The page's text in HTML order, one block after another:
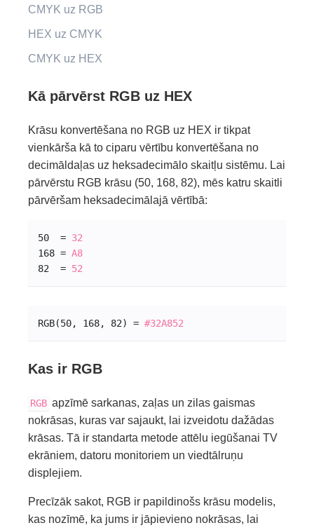
CMYK uz RGB
HEX uz CMYK
CMYK uz HEX
Kā pārvērst RGB uz HEX
Krāsu konvertēšana no RGB uz HEX ir tikpat
vienkārša kā to ciparu vērtību konvertēšana no
decimāldaļas uz heksadecimālo skaitļu sistēmu. Lai
pārvērstu RGB krāsu (50, 168, 82), mēs katru skaitli
pārvēršam heksadecimālajā vērtībā:
50  = 32
168 = A8
82  = 52
RGB(50, 168, 82) = #32A852
Kas ir RGB
RGB apzīmē sarkanas, zaļas un zilas gaismas
nokrāsas, kuras var sajaukt, lai izveidotu dažādas
krāsas. Tā ir standarta metode attēlu iegūšanai TV
ekrāniem, datoru monitoriem un viedtālruņu
displejiem.
Precīzāk sakot, RGB ir papildinošs krāsu modelis,
kas nozīmē, ka jums ir jāpievieno nokrāsas, lai